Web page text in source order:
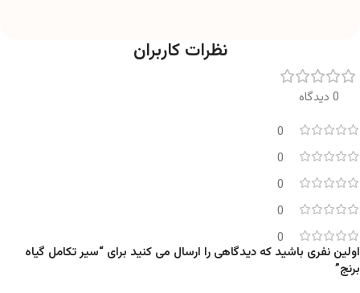
نظرات کاربران
0 دیدگاه
0
0
0
0
0
اولین نفری باشید که دیدگاهی را ارسال می کنید برای “سیر تکامل گیاه
برنج”